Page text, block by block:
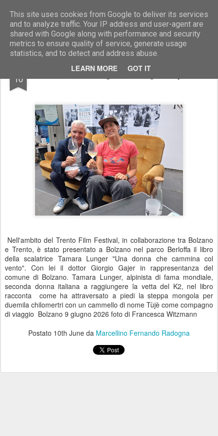
This site uses cookies from Google to deliver its services
and to analyze traffic. Your IP address and user-agent are
shared with Google along with performance and security
metrics to ensure quality of service, generate usage
statistics, and to detect and address abuse.
LEARN MORE GOT IT
Marcellino Radogna - Fotonotizie per la stampa
10 Tamara Lunger e Giorgio Gajer
Nell'ambito del Trento Film Festival, in collaborazione tra Bolzano
e Trento, è stato presentato a Bolzano nel parco Berloffa il libro
della scalatrice Tamara Lunger "Una donna che cammina col
vento". Con lei il dottor Giorgio Gajer in rappresentanza del
comune di Bolzano. Tamara Lunger, alpinista di fama mondiale,
seconda donna italiana a raggiungere la vetta del K2, nel libro
racconta come ha attraversato a piedi la steppa mongola per
duemila chilomertri con un cammello di nome Tùjè come compagno
di viaggio Bolzano 9 giugno 2026 foto di Francesca Witzmann
Postato 10th June da Marcellino Fernando Radogna